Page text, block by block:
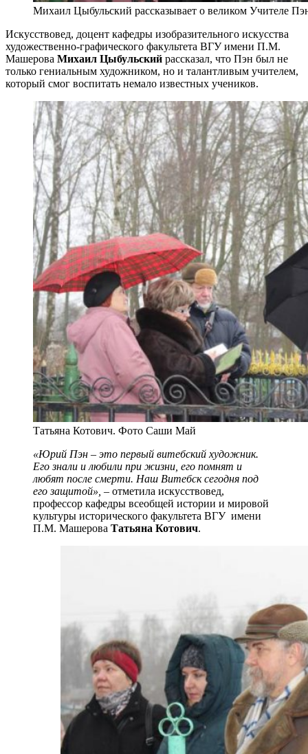
Михаил Цыбульский рассказывает о великом Учителе
Искусствовед, доцент кафедры изобразительного искусства
художественно-графического факультета ВГУ имени П.М.
Машерова Михаил Цыбульский рассказал, что Пэн был не
только гениальным художником, но и талантливым учителем,
который смог воспитать немало известных учеников.
Татьяна Котович. Фото Саши Май
«Юрий Пэн – это первый витебский художник.
Его знали и любили при жизни, его помнят и
любят после смерти. Наш Витебск сегодня под
его защитой», – отметила искусствовед,
профессор кафедры всеобщей истории и мировой
культуры исторического факультета ВГУ имени
П.М. Машерова Татьяна Котович.